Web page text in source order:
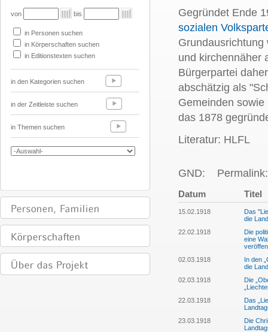
von bis
in Personen suchen
in Körperschaften suchen
in Editionstexten suchen
in den Kategorien suchen
in der Zeitleiste suchen
in Themen suchen
Gegründet Ende
sozialen
und kirchennäher
Bürgerpartei
abschätzig als
Gemeinden
das 1878
Literatur: HLFL
GND:
Datum Titel
15.02.1918
Das
die
22.02.1918
Die
eine
02.03.1918
In den
die
02.03.1918
Die
22.03.1918
Das
23.03.1918
Die